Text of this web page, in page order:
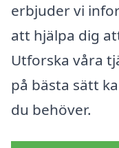
erbjuder vi
att hjälpa dig
Utforska våra
på bästa sätt
du behöver.